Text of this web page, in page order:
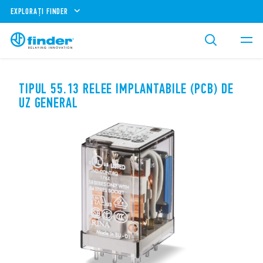
EXPLORAȚI FINDER
TIPUL 55.13 RELEE IMPLANTABILE (PCB) DE
UZ GENERAL